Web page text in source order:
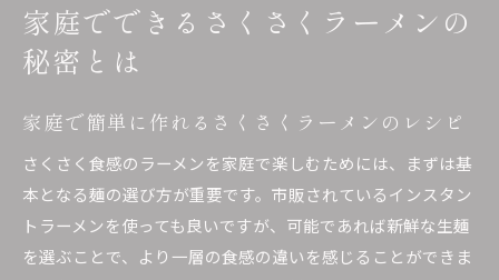
家庭でできるさくさくラーメンの
秘密とは
家庭で簡単に作れるさくさくラーメンのレシピ
さくさく食感のラーメンを家庭で楽しむためには、まずは基
本となる麺の選び方が重要です。市販されているインスタン
トラーメンを使っても良いですが、可能であれば新鮮な生麺
を選ぶことで、より一層の食感の違いを感じることができま